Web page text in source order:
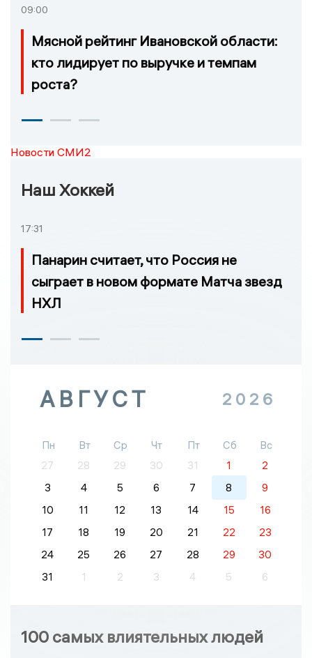
09:00
Мясной рейтинг Ивановской области:
кто лидирует по выручке и темпам
роста?
Новости СМИ2
Наш Хоккей
17:31
Панарин считает, что Россия не
сыграет в новом формате Матча звезд
НХЛ
АВГУСТ 2026
Пн Вт Ср Чт Пт Сб
Вс
27
28 29 30 31 1
2
3
4 5 6 7 8
9
10
11 12 13 14 15
16
17
18 19 20 21 22
23
24
25 26 27 28 29
30
31
1 2 3 4 5 6
100 самых влиятельных людей